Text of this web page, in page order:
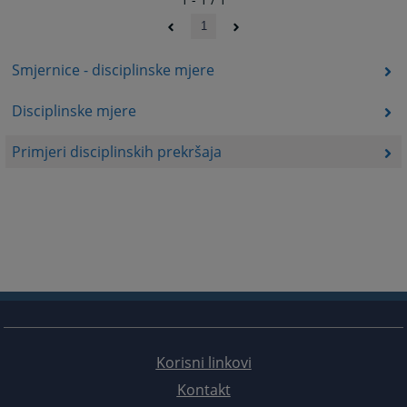
Smjernice - disciplinske mjere
Disciplinske mjere
Primjeri disciplinskih prekršaja
1
Korisni linkovi
Kontakt